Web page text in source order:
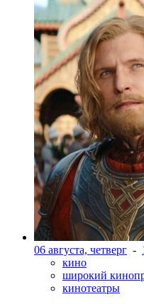
06 августа, четверг -
кино
широкий
кинотеатры